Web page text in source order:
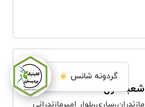
شعبه اول:
گردونه شانس